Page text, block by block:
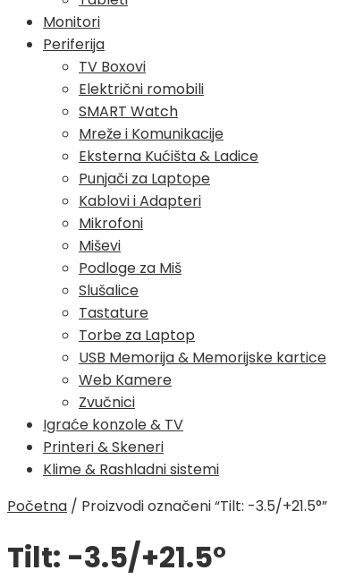
Monitori
Periferija
TV Boxovi
Električni romobili
SMART Watch
Mreže i Komunikacije
Eksterna Kućišta & Ladice
Punjači za Laptope
Kablovi i Adapteri
Mikrofoni
Miševi
Podloge za Miš
Slušalice
Tastature
Torbe za Laptop
USB Memorija & Memorijske kartice
Web Kamere
Zvučnici
Igraće konzole & TV
Printeri & Skeneri
Klime & Rashladni sistemi
Početna / Proizvodi označeni “Tilt: -3.5/+21.5°”
Tilt: -3.5/+21.5°